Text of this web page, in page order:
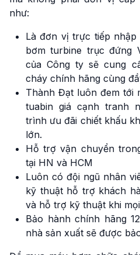
như:
Là đơn vị trực tiếp
bơm turbine trục đứng
của Công ty sẽ cung
cháy chính hãng cùng
Thành Đạt luôn đem tới
tuabin giá cạnh tranh
trình ưu đãi chiết khấu
lớn.
Hỗ trợ vận chuyển
tại HN và HCM
Luôn có đội ngũ nhân
kỹ thuật hỗ trợ khách
và hỗ trợ kỹ thuật khi
Bảo hành chính hãng
nhà sản xuất sẽ được